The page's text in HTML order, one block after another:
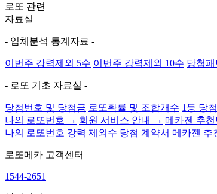
로또 관련
자료실
- 입체분석 통계자료 -
이번주 강력제외 5수 이번주 강력제외 10수 당첨
- 로또 기초 자료실 -
당첨번호 및 당첨금 로또확률 및 조합개수 1등 당
나의 로또번호 → 회원 서비스 안내 → 메카젠 추
나의 로또번호 강력 제외수 당첨 계약서 메카젠 추
로또메카 고객센터
1544-2651